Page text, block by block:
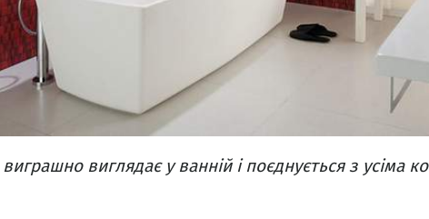
виглядає у ванній і поєднується з усіма